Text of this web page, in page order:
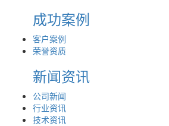
成功案例
客户案例
荣誉资质
新闻资讯
公司新闻
行业资讯
技术资讯